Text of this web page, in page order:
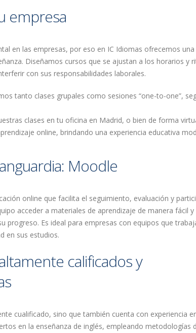
empresa
en las empresas, por eso en IC Idiomas ofrecemos una
Diseñamos cursos que se ajustan a los horarios y
con sus responsabilidades laborales.
tanto clases grupales como sesiones “one-to-one”,
clases en tu oficina en Madrid, o bien de forma
online, brindando una experiencia educativa
Moodle
online que facilita el seguimiento, evaluación y
acceder a materiales de aprendizaje de manera fácil y
progreso. Es ideal para empresas con equipos que
en sus estudios.
calificados y
cualificado, sino que también cuenta con experiencia
en la enseñanza de inglés, empleando metodologías